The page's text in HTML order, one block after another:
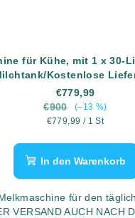
für Kühe, mit 1 x 30-
Kostenlose
€779,99
€900
(–13 %)
Verkaufspreis:
€779,99 / 1 St
In den Warenkorb
für den
VERSAND AUCH NACH